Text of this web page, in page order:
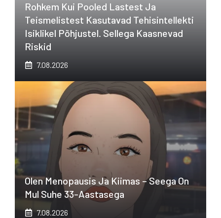
Rohkem Kui Pooled Lastest Ja
Teismelistest Kasutavad Tehisintellekti
Isiklikel Põhjustel. Sellega Kaasnevad
Riskid
7.08.2026
Olen Menopausis Ja Kiimas – Seega On
Mul Suhe 33-Aastasega
7.08.2026